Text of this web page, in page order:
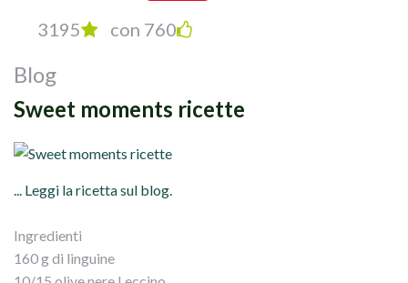
3195 con 760
Blog
Sweet moments ricette
... Leggi la ricetta sul blog.
Ingredienti
160 g di linguine